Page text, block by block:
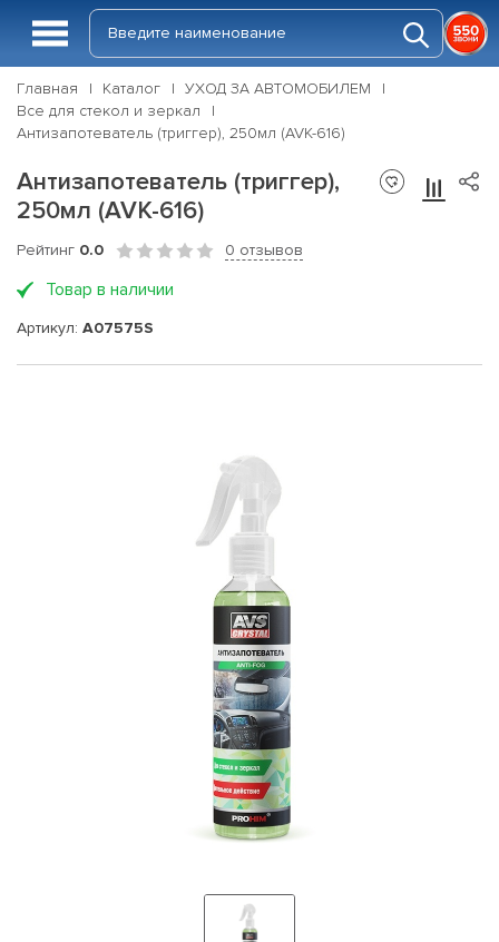
Главная Каталог
УХОД ЗА АВТОМОБИЛЕМ
Все для стекол и зеркал
Антизапотеватель (триггер), 250мл (AVK-616)
Антизапотеватель (триггер),
250мл (AVK-616)
Рейтинг 0.0 0 отзывов
Товар в наличии
Артикул: A07575S